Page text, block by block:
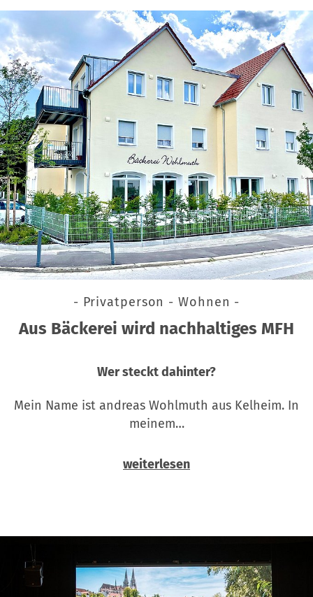
- Privatperson - Wohnen -
Aus Bäckerei wird nachhaltiges MFH
Wer steckt dahinter?
Mein Name ist andreas Wohlmuth aus Kelheim. In
meinem…
weiterlesen